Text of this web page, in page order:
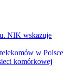
NIK wskazuje
w Polsce
komórkowej